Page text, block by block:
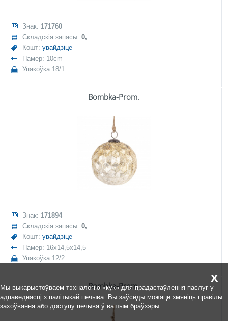
Знак: 171760
Складскія запасы:0,
Кошт:увайдзіце
Памер: 10cm
Упакоўка 18/1
Bombka-Prom.
Знак: 171894
Складскія запасы:0,
Кошт:увайдзіце
Памер: 16x14,5x14,5
Упакоўка 12/2
Bombka-Prom.
x
Мы выкарыстоўваем тэхналогію «кук» для прадастаўлення паслуг у
адпаведнасці з палітыкай печыва. Вы заўсёды можаце змяніць правілы
захоўвання або доступу печыва ў вашым браўзэры.